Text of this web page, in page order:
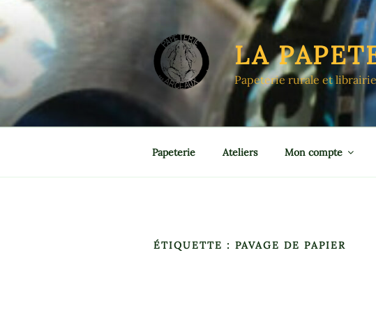
au
contenu
principal
LA
Papeterie rurale et
Papeterie Ateliers Mon compte
ÉTIQUETTE : PAVAGE DE PAPIER